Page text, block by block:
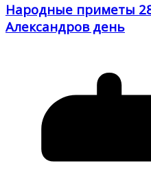
Народные приметы
Александров день